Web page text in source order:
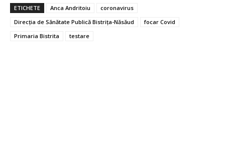
ETICHETE Anca Andritoiu
coronavirus
Direcţia de Sănătate Publică Bistrița-Năsăud
focar Covid
Primaria Bistrita
testare